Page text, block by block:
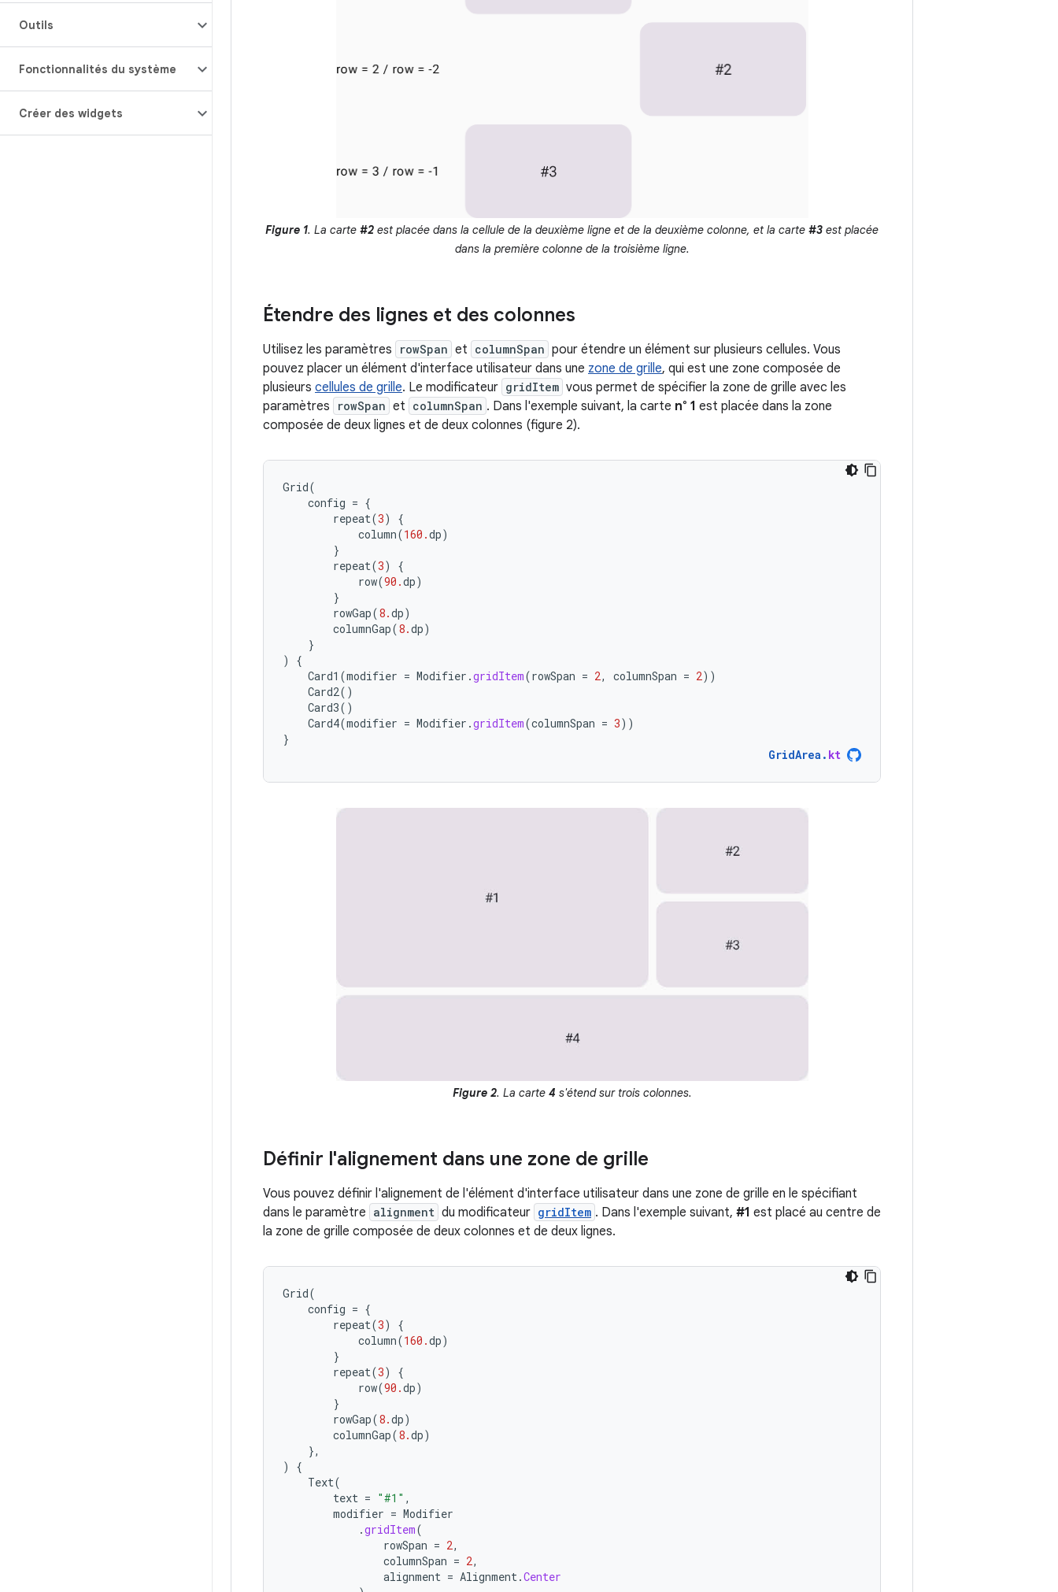
Outils
Fonctionnalités du système
Créer des widgets
Figure 1. La carte #2 est placée dans la cellule de la deuxième ligne et de la deuxième colonne, et la carte #3 est placée
dans la première colonne de la troisième ligne.
Étendre des lignes et des colonnes
Utilisez les paramètres rowSpan et columnSpan pour étendre un élément sur plusieurs cellules. Vous
pouvez placer un élément d'interface utilisateur dans une zone de grille, qui est une zone composée de
plusieurs cellules de grille. Le modificateur gridItem vous permet de spécifier la zone de grille avec les
paramètres
rowSpan et columnSpan . Dans l'exemple suivant, la carte n° 1 est placée dans la zone
composée de deux lignes et de deux colonnes (figure 2).
Grid(
config = {
repeat(3)
{
column(160.dp)
}
repeat(3)
{
row(90.dp)
}
rowGap(8.dp)
columnGap(8.dp)
}
)
{
Card1 (modifier = Modifier .gridItem(rowSpan = 2, columnSpan = 2))
Card2()
Card3()
Card4(modifier = Modifier .gridItem(columnSpan = 3))
}
GridArea . kt
Figure 2. La carte 4 s'étend sur trois colonnes.
Définir l'alignement dans une zone de grille
Vous pouvez définir l'alignement de l'élément d'interface utilisateur dans une zone de grille en le spécifiant
dans le paramètre alignment du modificateur gridItem . Dans l'exemple suivant, #1 est placé au centre de
la zone de grille composée de deux colonnes et de deux lignes.
Grid(
config = {
repeat(3)
{
column(160.dp)
}
repeat(3)
{
row(90.dp)
}
rowGap(8.dp)
columnGap(8.dp)
},
)
{
Text(
text = "#1" ,
modifier = Modifier
.gridItem(
rowSpan = 2,
columnSpan = 2,
alignment = Alignment.Center